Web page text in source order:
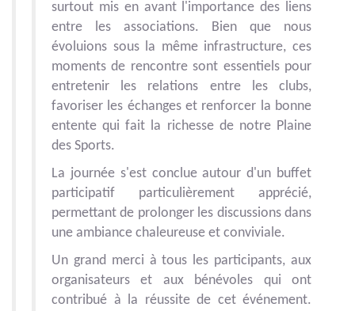
surtout mis en avant l'importance des liens
entre les associations. Bien que nous
évoluions sous la même infrastructure, ces
moments de rencontre sont essentiels pour
entretenir les relations entre les clubs,
favoriser les échanges et renforcer la bonne
entente qui fait la richesse de notre Plaine
des Sports.
La journée s'est conclue autour d'un buffet
participatif particulièrement apprécié,
permettant de prolonger les discussions dans
une ambiance chaleureuse et conviviale.
Un grand merci à tous les participants, aux
organisateurs et aux bénévoles qui ont
contribué à la réussite de cet événement.